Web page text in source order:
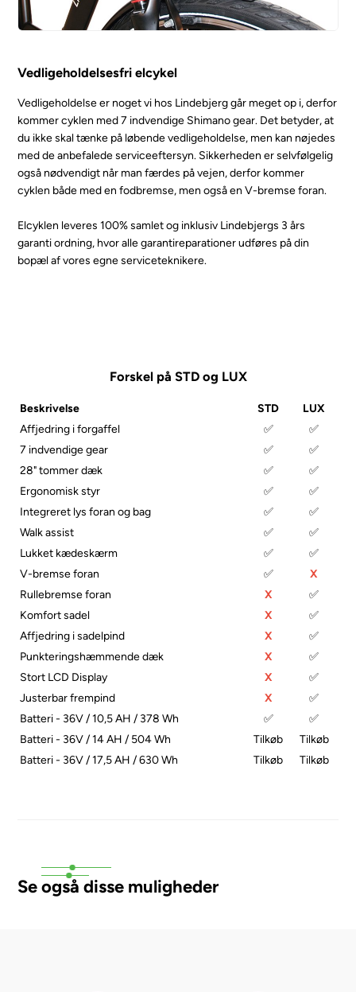
Vedligeholdelsesfri elcykel
Vedligeholdelse er noget vi hos Lindebjerg går meget op i, derfor
kommer cyklen med 7 indvendige Shimano gear. Det betyder, at
du ikke skal tænke på løbende vedligeholdelse, men kan nøjedes
med de anbefalede serviceeftersyn. Sikkerheden er selvfølgelig
også nødvendigt når man færdes på vejen, derfor kommer
cyklen både med en fodbremse, men også en V-bremse foran.
Elcyklen leveres 100% samlet og inklusiv Lindebjergs 3 års
garanti ordning, hvor alle garantireparationer udføres på din
bopæl af vores egne serviceteknikere.
Forskel på STD og LUX
Beskrivelse STD
LUX
Affjedring i forgaffel
✅
✅
7 indvendige gear
✅
✅
28" tommer dæk
✅
✅
Ergonomisk styr
✅
✅
Integreret lys foran og bag
✅
✅
Walk assist
✅
✅
Lukket kædeskærm
✅
✅
V-bremse foran
✅
X
Rullebremse foran
X
✅
Komfort sadel
X
✅
Affjedring i sadelpind
X
✅
Punkteringshæmmende dæk
X
✅
Stort LCD Display
X
✅
Justerbar frempind
X
✅
Batteri - 36V / 10,5 AH / 378 Wh
✅
✅
Batteri - 36V / 14 AH / 504 Wh
Tilkøb
Tilkøb
Batteri - 36V / 17,5 AH / 630 Wh
Tilkøb Tilkøb
Se også disse muligheder